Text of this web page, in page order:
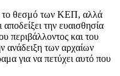
το θεσμό των ΚΕΠ, αλλά
την ευαισθησία
περιβάλλοντος και του
ανάδειξη των αρχαίων
για να πετύχει αυτό που